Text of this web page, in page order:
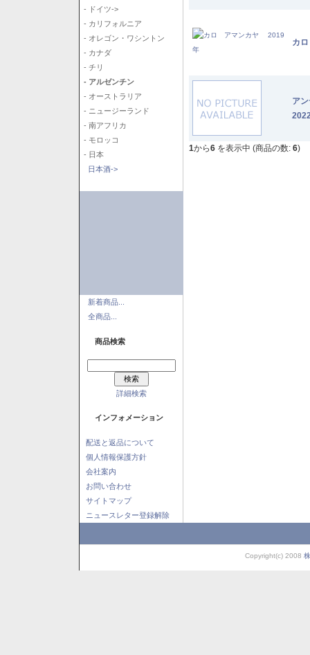
- ドイツ->
- カリフォルニア
- オレゴン・ワシントン
- カナダ
- チリ
- アルゼンチン
- オーストラリア
- ニュージーランド
- 南アフリカ
- モロッコ
- 日本
日本酒->
新着商品...
全商品...
商品検索
詳細検索
インフォメーション
配送と返品について
個人情報保護方針
会社案内
お問い合わせ
サイトマップ
ニュースレター登録解除
カ
ア
1から6 を表示中 (商品の数: 6)
Copyright(c) 2008